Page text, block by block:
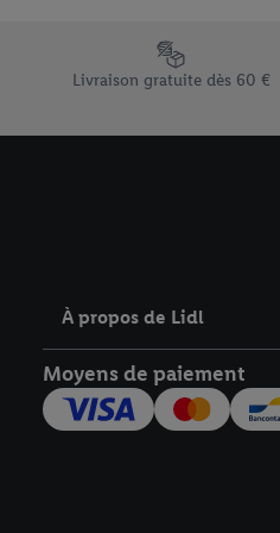
Élément du pied de page avec
Livraison gratuite dès 60 €
À propos de Lidl
Moyens de paiement